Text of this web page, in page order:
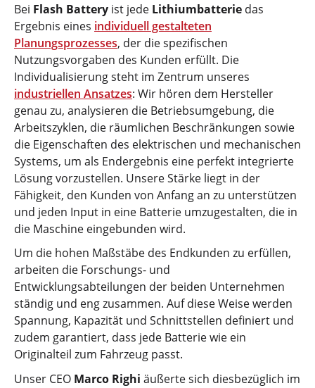
Bei Flash Battery ist jede Lithiumbatterie das
Ergebnis eines individuell gestalteten
Planungsprozesses, der die spezifischen
Nutzungsvorgaben des Kunden erfüllt. Die
Individualisierung steht im Zentrum unseres
industriellen Ansatzes: Wir hören dem Hersteller
genau zu, analysieren die Betriebsumgebung, die
Arbeitszyklen, die räumlichen Beschränkungen sowie
die Eigenschaften des elektrischen und mechanischen
Systems, um als Endergebnis eine perfekt integrierte
Lösung vorzustellen. Unsere Stärke liegt in der
Fähigkeit, den Kunden von Anfang an zu unterstützen
und jeden Input in eine Batterie umzugestalten, die in
die Maschine eingebunden wird.
Um die hohen Maßstäbe des Endkunden zu erfüllen,
arbeiten die Forschungs- und
Entwicklungsabteilungen der beiden Unternehmen
ständig und eng zusammen. Auf diese Weise werden
Spannung, Kapazität und Schnittstellen definiert und
zudem garantiert, dass jede Batterie wie ein
Originalteil zum Fahrzeug passt.
Unser CEO Marco Righi äußerte sich diesbezüglich im